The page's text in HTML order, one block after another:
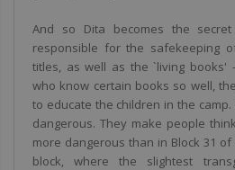
And so Dita becomes the
responsible for the safekeeping
titles, as well as the `living books'
who know certain books so well,
to educate the children in the
dangerous. They make people
more dangerous than in Block 31
block, where the slightest